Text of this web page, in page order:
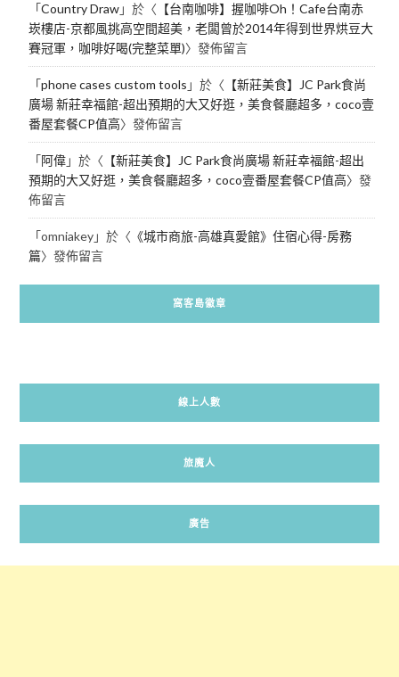
「Country Draw」於〈 【台南咖啡】握咖啡Oh！Cafe台南赤
崁樓店-京都風挑高空間超美，老闆曾於2014年得到世界烘豆大
賽冠軍，咖啡好喝(完整菜單)〉發佈留言
「phone cases custom tools 」於〈 【新莊美食】JC Park食尚
廣場 新莊幸福館-超出預期的大又好逛，美食餐廳超多，coco壹
番屋套餐CP值高〉發佈留言
「阿偉」於〈 【新莊美食】JC Park食尚廣場 新莊幸福館-超出
預期的大又好逛，美食餐廳超多，coco壹番屋套餐CP值高〉發
佈留言
「omniakey」於〈 《城市商旅-高雄真愛館》住宿心得-房務
篇〉發佈留言
窩客島徽章
線上人數
旅魔人
廣告